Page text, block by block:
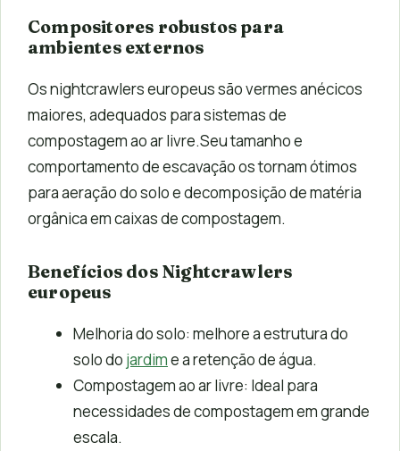
Compositores robustos para
ambientes externos
Os nightcrawlers europeus são vermes anécicos
maiores, adequados para sistemas de
compostagem ao ar livre.Seu tamanho e
comportamento de escavação os tornam ótimos
para aeração do solo e decomposição de matéria
orgânica em caixas de compostagem.
Benefícios dos Nightcrawlers
europeus
Melhoria do solo: melhore a estrutura do
solo do jardime a retenção de água.
Compostagem ao ar livre: Ideal para
necessidades de compostagem em grande
escala.